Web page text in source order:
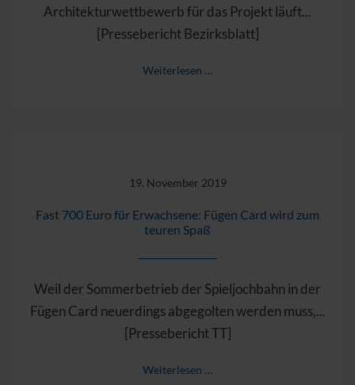
Architekturwettbewerb für das Projekt läuft...
[Pressebericht Bezirksblatt]
Weiterlesen …
19. November 2019
Fast 700 Euro für Erwachsene: Fügen Card wird zum
teuren Spaß
Weil der Sommerbetrieb der Spieljochbahn in der
Fügen Card neuerdings abgegolten werden muss,...
[Pressebericht TT]
Weiterlesen …